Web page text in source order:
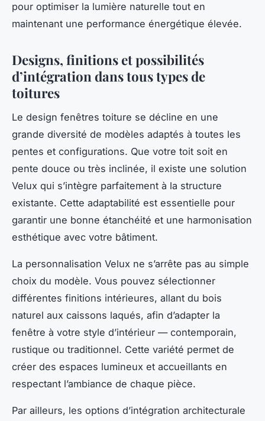
pour optimiser la lumière naturelle tout en
maintenant une performance énergétique élevée.
Designs, finitions et possibilités
d’intégration dans tous types de
toitures
Le design fenêtres toiture se décline en une
grande diversité de modèles adaptés à toutes les
pentes et configurations. Que votre toit soit en
pente douce ou très inclinée, il existe une solution
Velux qui s’intègre parfaitement à la structure
existante. Cette adaptabilité est essentielle pour
garantir une bonne étanchéité et une harmonisation
esthétique avec votre bâtiment.
La personnalisation Velux ne s’arrête pas au simple
choix du modèle. Vous pouvez sélectionner
différentes finitions intérieures, allant du bois
naturel aux caissons laqués, afin d’adapter la
fenêtre à votre style d’intérieur — contemporain,
rustique ou traditionnel. Cette variété permet de
créer des espaces lumineux et accueillants en
respectant l’ambiance de chaque pièce.
Par ailleurs, les options d’intégration architecturale